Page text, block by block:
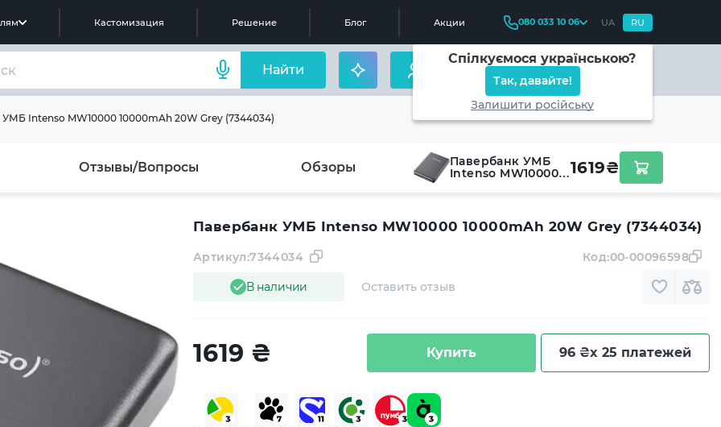
Кастомизация Решение Блог Акции 080 033 10 06 UA RU
Спілкуємося українською?
Так, давайте!
Залишити російську
Найти
Intenso MW10000 10000mAh 20W Grey (7344034)
Отзывы/Вопросы Обзоры
Павербанк УМБ
Intenso MW10000
1619₴
Павербанк УМБ Intenso MW10000 10000mAh 20W Grey (7344034)
В наличии
Артикул:7344034
Оставить отзыв
Код:00-00096598
1619 ₴ Купить 96 ₴x 25 платежей